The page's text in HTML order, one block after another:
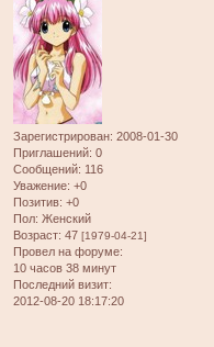
Зарегистрирован: 2008-01-30
Приглашений: 0
Сообщений: 116
Уважение: +0
Позитив: +0
Пол: Женский
Возраст: 47 [1979-04-21]
Провел на форуме:
10 часов 38 минут
Последний визит:
2012-08-20 18:17:20